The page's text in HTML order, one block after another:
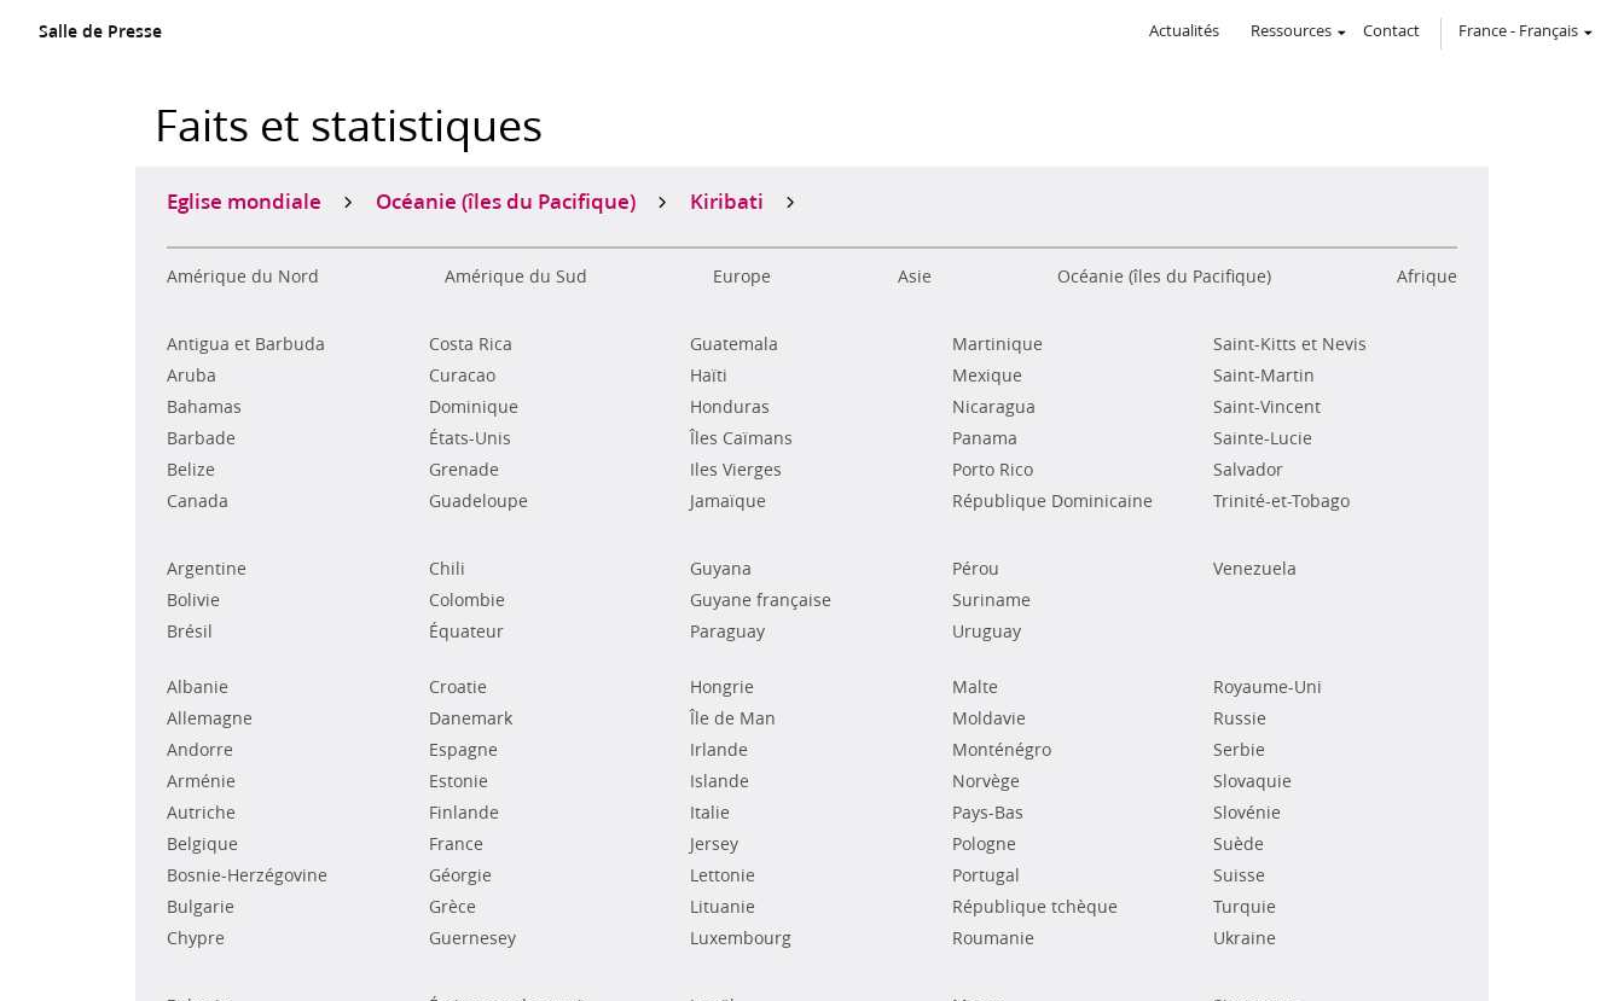
Salle de Presse Actualités Ressources Contact France- Français
Faits et statistiques
Eglise mondiale Océanie (îles du Pacifique) Kiribati
Amérique du Nord Amérique du Sud Europe Asie Océanie (îles du Pacifique) Afrique
Antigua et Barbuda
Aruba
Bahamas
Barbade
Belize
Canada
Costa Rica
Curacao
Dominique
États-Unis
Grenade
Guadeloupe
Guatemala
Haïti
Honduras
Îles Caïmans
Iles Vierges
Jamaïque
Martinique
Mexique
Nicaragua
Panama
Porto Rico
République Dominicaine
Saint-Kitts et Nevis
Saint-Martin
Saint-Vincent
Sainte-Lucie
Salvador
Trinité-et-Tobago
Argentine
Bolivie
Brésil
Chili
Colombie
Équateur
Guyana
Guyane française
Paraguay
Pérou
Suriname
Uruguay
Venezuela
Albanie
Allemagne
Andorre
Arménie
Autriche
Belgique
Bosnie-Herzégovine
Bulgarie
Chypre
Croatie
Danemark
Espagne
Estonie
Finlande
France
Géorgie
Grèce
Guernesey
Hongrie
Île de Man
Irlande
Islande
Italie
Jersey
Lettonie
Lituanie
Luxembourg
Malte
Moldavie
Monténégro
Norvège
Pays-Bas
Pologne
Portugal
République tchèque
Roumanie
Royaume-Uni
Russie
Serbie
Slovaquie
Slovénie
Suède
Suisse
Turquie
Ukraine